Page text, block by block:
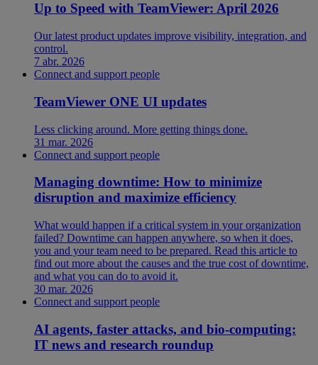
Up to Speed with TeamViewer: April 2026
Our latest product updates improve visibility, integration, and
control.
7 abr. 2026
Connect and support people
TeamViewer ONE UI updates
Less clicking around. More getting things done.
31 mar. 2026
Connect and support people
Managing downtime: How to minimize
disruption and maximize efficiency
What would happen if a critical system in your organization
failed? Downtime can happen anywhere, so when it does,
you and your team need to be prepared. Read this article to
find out more about the causes and the true cost of downtime,
and what you can do to avoid it.
30 mar. 2026
Connect and support people
AI agents, faster attacks, and bio-computing:
IT news and research roundup